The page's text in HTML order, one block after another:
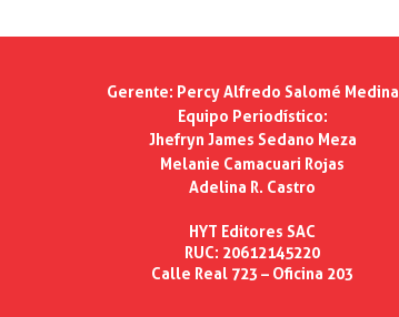
Gerente: Percy Alfredo Salomé Medina
Equipo Periodístico:
Jhefryn James Sedano Meza
Melanie Camacuari Rojas
Adelina R. Castro
HYT Editores SAC
RUC: 20612145220
Calle Real 723 – Oficina 203